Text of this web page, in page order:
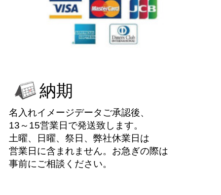
納期
名入れイメージデータご承認後、
13～15営業日で発送致します。
土曜、日曜、祭日、弊社休業日は
営業日に含まれません。お急ぎの際は
事前にご相談ください。